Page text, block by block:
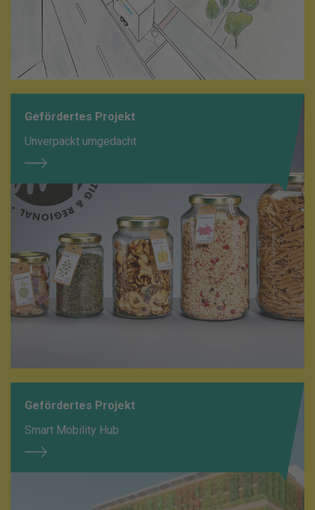
Gefördertes Projekt
Unverpackt umgedacht
Gefördertes Projekt
Smart Mobility Hub